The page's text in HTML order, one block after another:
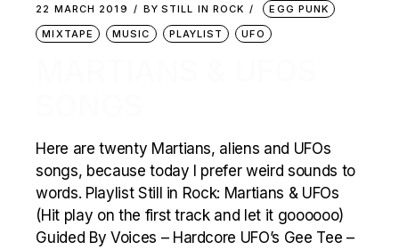
22 MARCH 2019 BY STILL IN ROCK
EGG PUNK
MIXTAPE
MUSIC PLAYLIST UFO
Here are twenty Martians, aliens and UFOs
songs, because today I prefer weird sounds to
words. Playlist Still in Rock: Martians & UFOs
(Hit play on the first track and let it goooooo)
Guided By Voices – Hardcore UFO’s Gee Tee –